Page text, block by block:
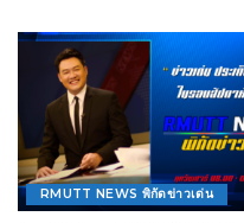
RMUTT NEWS พิกัดข่าวเด่น